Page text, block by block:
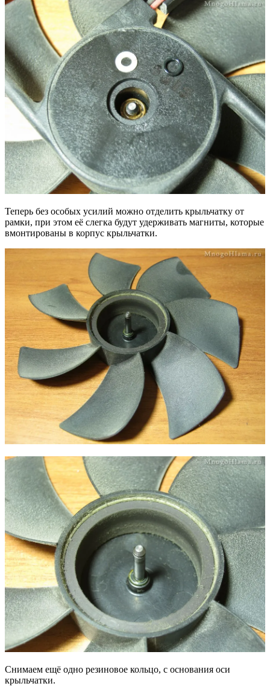
Теперь без особых усилий можно отделить крыльчатку от
рамки, при этом её слегка будут удерживать магниты, которые
вмонтированы в корпус крыльчатки.
Снимаем ещё одно резиновое кольцо, с основания оси
крыльчатки.